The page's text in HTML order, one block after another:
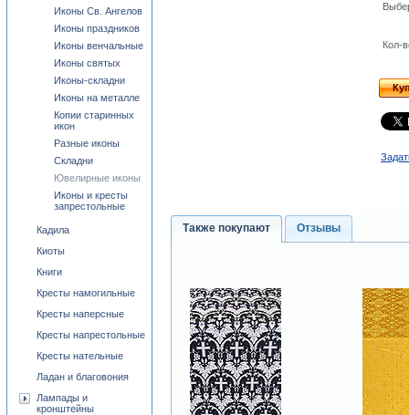
Кол-
Также покупают Отзывы
Иконы Св. Ангелов
Иконы праздников
Иконы венчальные
Иконы святых
Иконы-складни
Иконы на металле
Копии старинных
икон
Разные иконы
Складни
Ювелирные иконы
Иконы и кресты
запрестольные
Кадила
Киоты
Книги
Кресты намогильные
Кресты наперсные
Кресты напрестольные
Кресты нательные
Ладан и благовония
Лампады и
кронштейны